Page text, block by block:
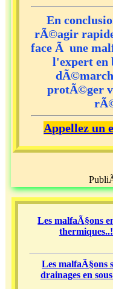
En
rÃ©agir
face Ã une
l'expert en
protÃ©ger
Appellez un
Les malfaÃ§ons
Les malfaÃ§ons
drainages en